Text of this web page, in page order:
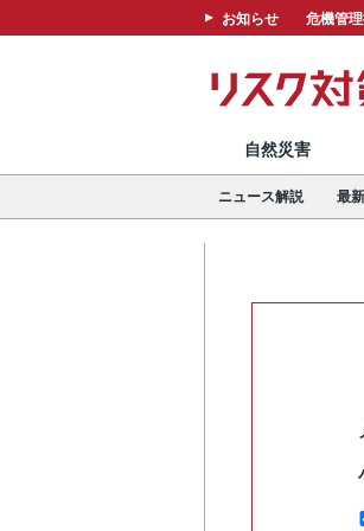
お知らせ 危機管
自然災害
ニュース解説 最